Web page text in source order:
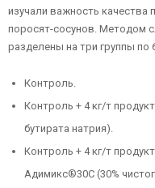
изучали важность качества
поросят-сосунов. Методом
разделены на три группы
Контроль.
Контроль + 4 кг/т
бутирата натрия).
Контроль + 4 кг/т
Адимикс®30C (30%